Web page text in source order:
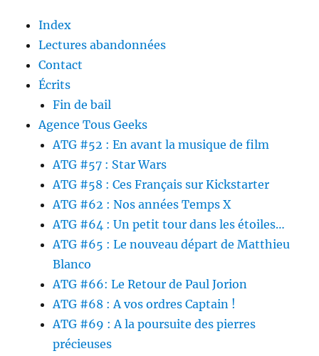
Index
Lectures abandonnées
Contact
Écrits
Fin de bail
Agence Tous Geeks
ATG #52 : En avant la musique de film
ATG #57 : Star Wars
ATG #58 : Ces Français sur Kickstarter
ATG #62 : Nos années Temps X
ATG #64 : Un petit tour dans les étoiles…
ATG #65 : Le nouveau départ de Matthieu
Blanco
ATG #66: Le Retour de Paul Jorion
ATG #68 : A vos ordres Captain !
ATG #69 : A la poursuite des pierres
précieuses